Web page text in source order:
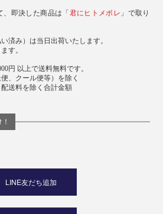
即決した商品は「 君にヒトメボレ 」で取り
済み）は当日出荷いたします。
す。
円 以上で送料無料です。
、クール便等）を除く
送料を除く合計金額
LINE友だち追加